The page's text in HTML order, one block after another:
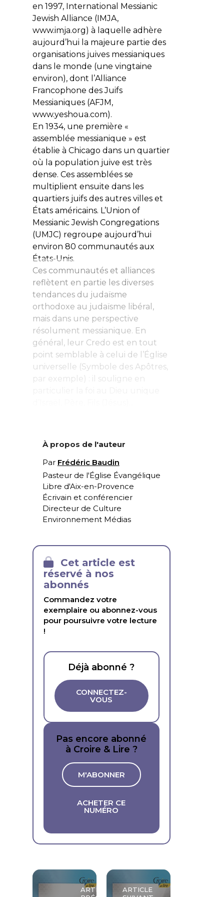
en 1997, International Messianic
Jewish Alliance (IMJA,
www.imja.org) à laquelle adhère
aujourd’hui la majeure partie des
organisations juives messianiques
dans le monde (une vingtaine
environ), dont l’Alliance
Francophone des Juifs
Messianiques(AFJM,
www.yeshoua.com).
En 1934, une première «
assemblée messianique » est
établie à Chicago dans un quartier
où la population juive est très
dense. Ces assemblées se
multiplient ensuite dans les
quartiers juifs des autres villes et
États américains. L’Union of
Messianic Jewish Congregations
(UMJC) regroupe aujourd’hui
environ 80 communautés aux
États-Unis.
Ces communautés et alliances
reflètent en partie les diverses
tendances du judaïsme
orthodoxe au judaïsme libéral,
mais dans une perspective
résolument messianique. En
général, leur Credo est en tout
point semblable à celui de l’Église
universelle (Symbole des Apôtres,
par exemple) : il souligne en
À propos de l'auteur
Par Frédéric Baudin
Pasteur de l'Église Évangélique
Libre d'Aix-en-Provence
Écrivain et conférencier
Directeur de Culture
Environnement Médias
Cet article est
réservé à nos
abonnés
Commandez votre
exemplaire ou abonnez-vous
pour poursuivre votre lecture
!
Déjà abonné ?
CONNECTEZ-
VOUS
Pas encore abonné
à Croire & Lire ?
M'ABONNER
ACHETER CE
NUMÉRO
ARTICLE
ARTICLE